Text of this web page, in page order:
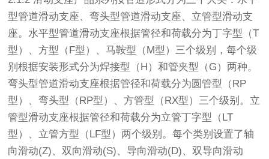
型管道滑动支座、弯头型管道滑动支座、立管型滑动支
座。水平型管道滑动支座根据管径和荷载分为丁字型（T
型）、方型（F型）、马鞍型（M型）三个级别，每个级
别根据安装形式分为焊接型（H）和管夹型（G）两种。
弯头型管道滑动支座根据管径和荷载分为圆管型（RP
型）、弯头型（RP型）、方管型（RX型）三个级别。立
管型滑动支座根据管径和荷载分为立管丁字型（LT
型）、立管方型（LF型）两个级别。每个类别设置了轴
向滑动(Z)、双向滑动(S)、导向滑动(D)、双导向滑动